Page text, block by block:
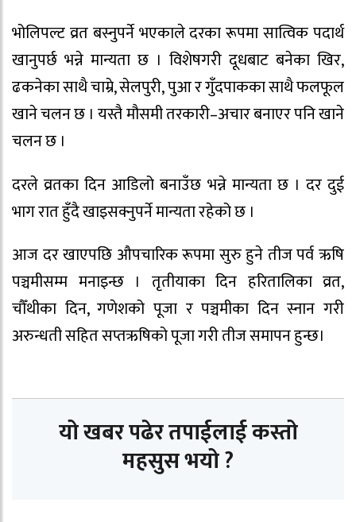
भोलिपल्ट व्रत बस्नुपर्ने भएकाले दरका रूपमा सात्विक पदार्थ
खानुपर्छ भन्ने मान्यता छ । विशेषगरी दूधबाट बनेका खिर,
ढकनेका साथै चाम्रे, सेलपुरी, पुआ र गुँदपाकका साथै फलफूल
खाने चलन छ । यस्तै मौसमी तरकारी–अचार बनाएर पनि खाने
चलन छ ।
दरले व्रतका दिन आडिलो बनाउँछ भन्ने मान्यता छ । दर दुई
भाग रात हुँदै खाइसक्नुपर्ने मान्यता रहेको छ ।
आज दर खाएपछि औपचारिक रूपमा सुरु हुने तीज पर्व ऋषि
पञ्चमीसम्म मनाइन्छ । तृतीयाका दिन हरितालिका व्रत,
चौँथीका दिन, गणेशको पूजा र पञ्चमीका दिन स्नान गरी
अरुन्धती सहित सप्तऋषिको पूजा गरी तीज समापन हुन्छ।
यो खबर पढेर तपाईलाई कस्तो
महसुस भयो ?